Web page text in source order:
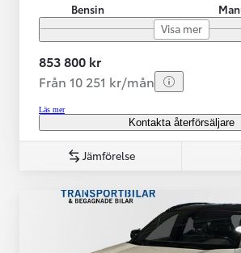
Bensin
Visa mer
853 800 kr
Från 10 251 kr/mån
Läs mer
Kontakta återförsäljare
Jämförelse